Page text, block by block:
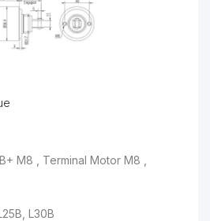
M8 , Terminal Motor M8 ,
L30B